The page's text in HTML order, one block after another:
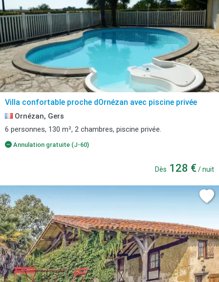
Villa confortable proche dOrnézan avec piscine privée
Ornézan, Gers
6 personnes, 130 m², 2 chambres, piscine privée.
Annulation gratuite (J-60)
Dès 128 € / nuit